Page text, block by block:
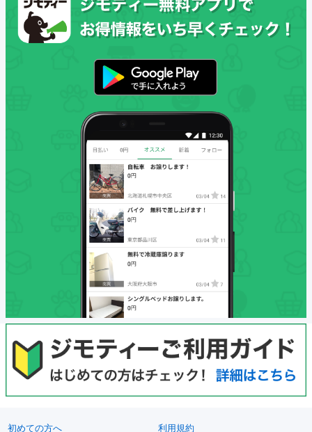
初めての方へ 利用規約